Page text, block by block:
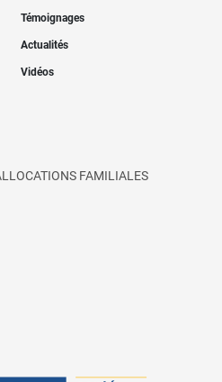
Témoignages
Actualités
Vidéos
FAMILIALES